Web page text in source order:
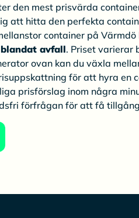
den mest prisvärda
att hitta den perfekta
container på Värmdö
avfall. Priset varierar
ovan kan du växla
för att hyra en
prisförslag inom några
förfrågan för att få